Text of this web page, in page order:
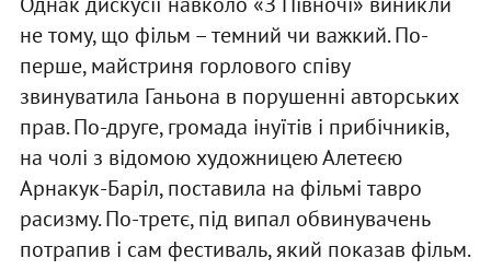
не тому, що фільм – темний чи важкий. По-
перше, майстриня горлового співу
звинуватила Ганьона в порушенні авторських
прав. По-друге, громада інуїтів і прибічників,
на чолі з відомою художницею Алетеєю
Арнакук-Баріл, поставила на фільмі тавро
расизму. По-третє, під випал обвинувачень
потрапив і сам фестиваль, який показав фільм.